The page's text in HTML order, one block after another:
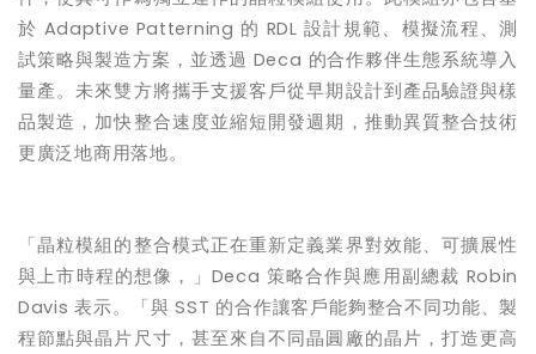
於 Adaptive Patterning 的 RDL設計規範、模擬流程、測
試策略與製造方案，並透過 Deca 的合作夥伴生態系統導入
量產。未來雙方將攜手支援客戶從早期設計到產品驗證與樣
品製造，加快整合速度並縮短開發週期，推動異質整合技術
更廣泛地商用落地。
「晶粒模組的整合模式正在重新定義業界對效能、可擴展性
與上市時程的想像，」 Deca 策略合作與應用副總裁 Robin
Davis表示。「與 SST 的合作讓客戶能夠整合不同功能、製
程節點與晶片尺寸，甚至來自不同晶圓廠的晶片，打造更高